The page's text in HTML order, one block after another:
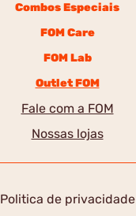
Combos Especiais
FOM Care
FOM Lab
Outlet FOM
Fale com a FOM
Nossas lojas
Politica de privacidade